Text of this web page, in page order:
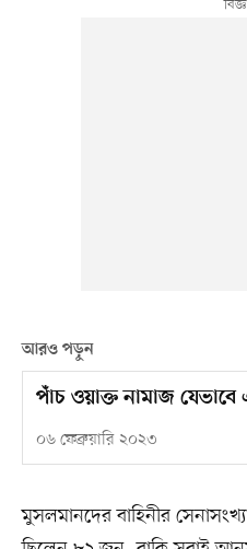
আরও পড়ুন
পাঁচ ওয়াক্ত নামাজ
০৬ ফেব্রুয়ারি ২০২৩
মুসলমানদের বাহিনীর